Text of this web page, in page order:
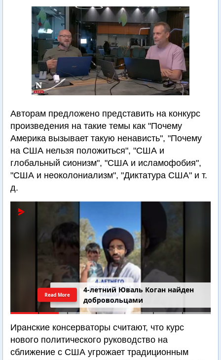
Авторам предложено представить на конкурс
произведения на такие темы как "Почему
Америка вызывает такую ненависть", "Почему
на США нельзя положиться", "США и
глобальный сионизм", "США и исламофобия",
"США и неоколониализм", "Диктатура США" и т.
д.
4-летний Юваль Коган найден
добровольцами
Read More
Иранские консерваторы считают, что курс
нового политического руководство на
сближение с США угрожает традиционным